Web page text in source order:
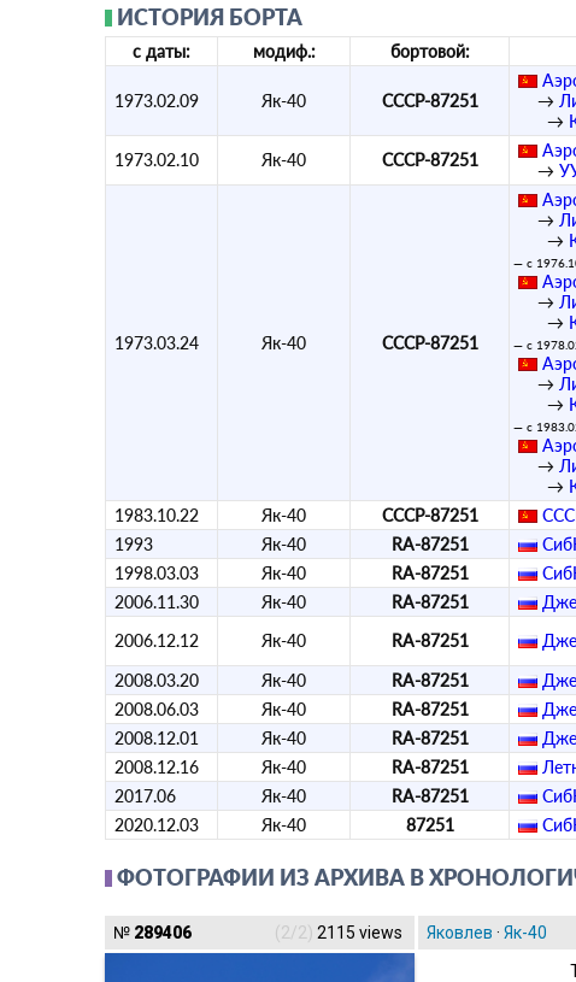
ИСТОРИЯ БОРТА
с даты: модиф.: бортовой:
1973.02.09 Як-40 СССР-87251
→
→
1973.02.10 Як-40 СССР-87251
→
1973.03.24 Як-40 СССР-87251
→
→
— с
→
→
— с
→
→
— с
→
→
1983.10.22 Як-40 СССР-87251
1993
Як-40 RA-87251
1998.03.03
Як-40 RA-87251
2006.11.30
Як-40 RA-87251
2006.12.12
Як-40 RA-87251
2008.03.20
Як-40 RA-87251
2008.06.03
Як-40 RA-87251
2008.12.01
Як-40 RA-87251
2008.12.16
Як-40 RA-87251
2017.06
Як-40 RA-87251
2020.12.03
Як-40 87251
ФОТОГРАФИИ ИЗ АРХИВА В
№ 289406 (2/2) 2115 views Яковлев · Як-40